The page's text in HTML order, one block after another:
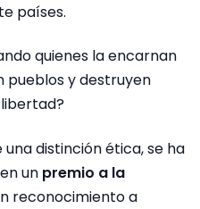
países.
quienes la encarnan
pueblos y destruyen
una distinción ética, se ha
un premio a la
reconocimiento a